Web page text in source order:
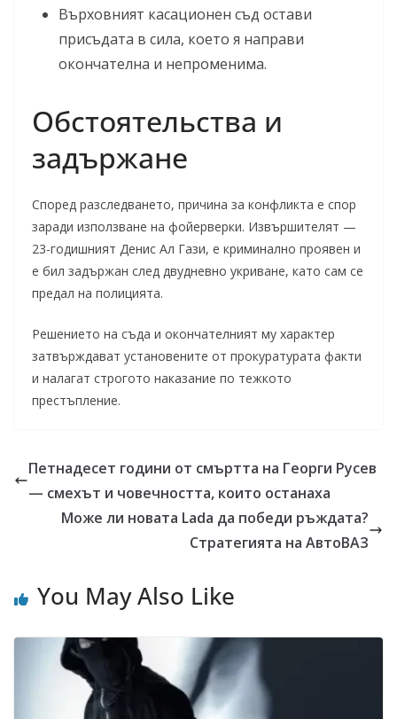
Върховният касационен съд остави
присъдата в сила, което я направи
окончателна и непроменима.
Обстоятельства и
задържане
Според разследването, причина за конфликта е спор
заради използване на фойерверки. Извършителят —
23-годишният Денис Ал Гази, е криминално проявен и
е бил задържан след двудневно укриване, като сам се
предал на полицията.
Решението на съда и окончателният му характер
затвърждават установените от прокуратурата факти
и налагат строгото наказание по тежкото
престъпление.
Петнадесет години от смъртта на Георги Русев
— смехът и човечността, които останаха
Може ли новата Lada да победи ръждата?
Стратегията на АвтоВАЗ
You May Also Like